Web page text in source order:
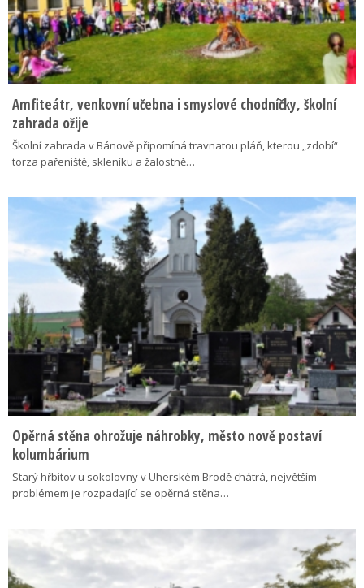
Amfiteátr, venkovní učebna i smyslové chodníčky, školní
zahrada ožije
Školní zahrada v Bánově připomíná travnatou pláň, kterou „zdobí“
torza pařeniště, skleníku a žalostně…
Opěrná stěna ohrožuje náhrobky, město nově postaví
kolumbárium
Starý hřbitov u sokolovny v Uherském Brodě chátrá, největším
problémem je rozpadající se opěrná stěna…